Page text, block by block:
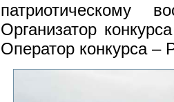
патриотическому
Организатор
Оператор конкурса –